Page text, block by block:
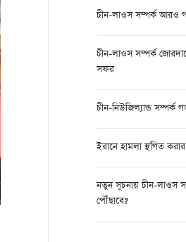
চীন-লাওস সম্পর্ক আরও
চীন-লাওস সম্পর্ক
সফর
চীন-নিউজিল্যান্ড সম্পর্ক
ইরানে হামলা স্থগিত
নতুন সূচনায় চীন-লাওস
পৌঁছাবে?